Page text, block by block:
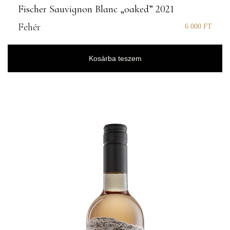
Fischer Sauvignon Blanc „oaked” 2021
Fehér
6 000 FT
Kosárba teszem